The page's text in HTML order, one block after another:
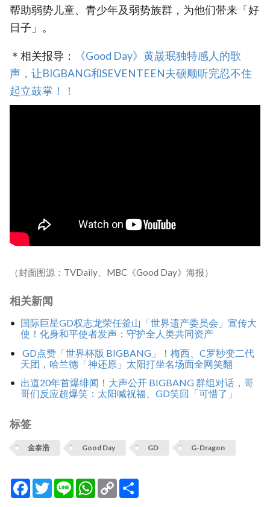
帮助弱势儿童、青少年及弱势族群，为他们带来「好
日子」。
＊相关报导：
《Good Day》黄晸珉独特感人的歌
声，让BIGBANG和SEVENTEEN夫硕顺听完忍不住
起立鼓掌！！
（封面图源：TVDaily、MBC《Good Day》海报）
相关新闻
国际巨星GD权志龙荣任釜山「世界遗产委员会」宣传大
使！化身和平使者发声：守护全人类共同资产
GD点赞「世界杯版 BIGBANG」！梅西、C罗秒变二代
天团，哈兰德「神还原」太阳打坐名场面全网笑翻
出道20年首爆绯闻！大声公开 BIGBANG 群组对话，哥
哥们反应超爆笑：太阳喊祝福、GD笑回「可惜了」
标签
金泰浩 Good Day GD G-Dragon
Facebook
TwitterLine WhatsApp
Copy
Link